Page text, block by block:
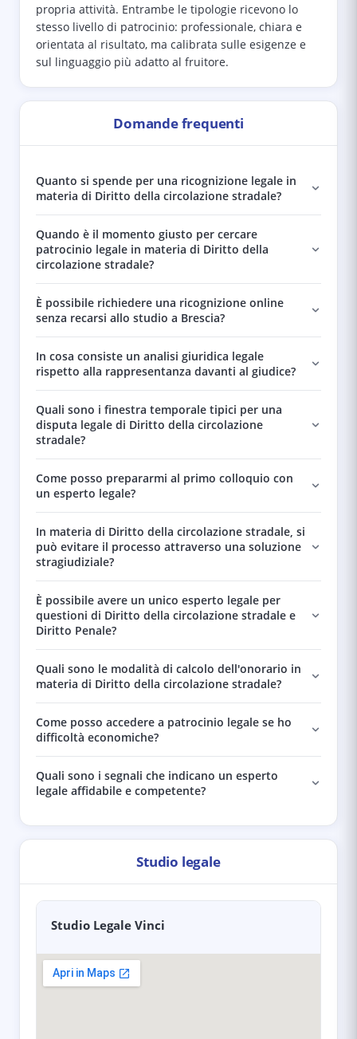
propria attività. Entrambe le tipologie ricevono lo
stesso livello di patrocinio: professionale, chiara e
orientata al risultato, ma calibrata sulle esigenze e
sul linguaggio più adatto al fruitore.
Domande frequenti
Quanto si spende per una ricognizione legale in
materia di Diritto della circolazione stradale?
Quando è il momento giusto per cercare
patrocinio legale in materia di Diritto della
circolazione stradale?
È possibile richiedere una ricognizione online
senza recarsi allo studio a Brescia?
In cosa consiste un analisi giuridica legale
rispetto alla rappresentanza davanti al giudice?
Quali sono i finestra temporale tipici per una
disputa legale di Diritto della circolazione
stradale?
Come posso prepararmi al primo colloquio con
un esperto legale?
In materia di Diritto della circolazione stradale, si
può evitare il processo attraverso una soluzione
stragiudiziale?
È possibile avere un unico esperto legale per
questioni di Diritto della circolazione stradale e
Diritto Penale?
Quali sono le modalità di calcolo dell'onorario in
materia di Diritto della circolazione stradale?
Come posso accedere a patrocinio legale se ho
difficoltà economiche?
Quali sono i segnali che indicano un esperto
legale affidabile e competente?
Studio legale
Studio Legale Vinci